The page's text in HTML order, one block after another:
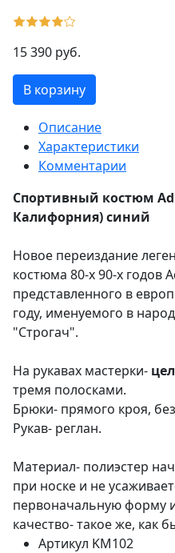
15 390 руб.
В корзину
Описание
Характеристики
Комментарии
Спортивный костюм
Калифорния) синий
Новое переиздание
костюма 80-х 90-х годов
представленного в
году, именуемого в
"Строгач".
На рукавах мастерки-
тремя полосками.
Брюки- прямого кроя,
Рукав- реглан.
Материал- полиэстер
при носке и не
первоначальную форму
качество- такое же, как
Артикул KM102